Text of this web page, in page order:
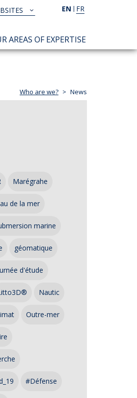
EN FR
AREAS OF EXPERTISE
Who are we? News
Marégrahe
de la mer
marine
géomatique
d'étude
Nautic
Outre-mer
#Défense